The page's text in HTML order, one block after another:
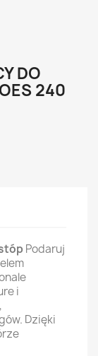
DO
240
Podaruj
i
Dzięki